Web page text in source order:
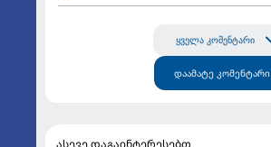
ყველა კომენტარი
დაამატე კომენტარი
ასევე დაგაინტერესებთ